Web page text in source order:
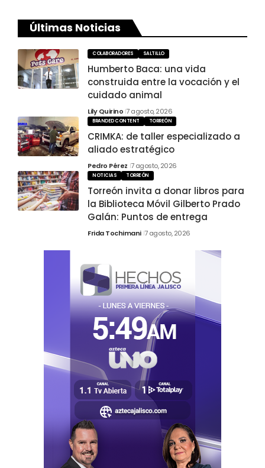
Últimas Noticias
COLABORADORES SALTILLO
Humberto Baca: una vida
construida entre la vocación y el
cuidado animal
Lily Quirino 7 agosto, 2026
BRANDED CONTENT TORREÓN
CRIMKA: de taller especializado a
aliado estratégico
Pedro Pérez 7 agosto, 2026
NOTICIAS TORREÓN
Torreón invita a donar libros para
la Biblioteca Móvil Gilberto Prado
Galán: Puntos de entrega
Frida Tochimani 7 agosto, 2026